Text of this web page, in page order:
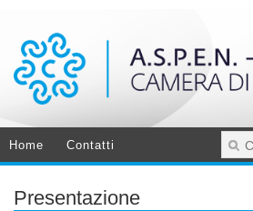
Home Contatti
Presentazione